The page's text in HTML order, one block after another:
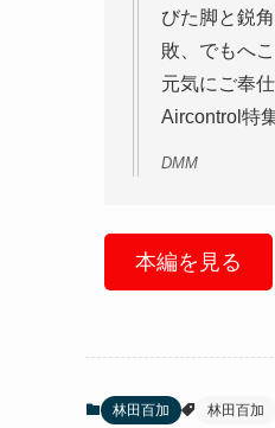
びた脚と鋭
敗、でもへ
元気にご奉
Aircontrol特
DMM
本編を見る
林田百加 林田百加